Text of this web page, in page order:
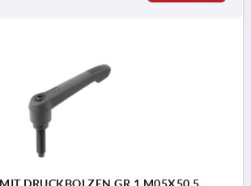
DRUCKBOLZEN GR.1 M05X50,5,